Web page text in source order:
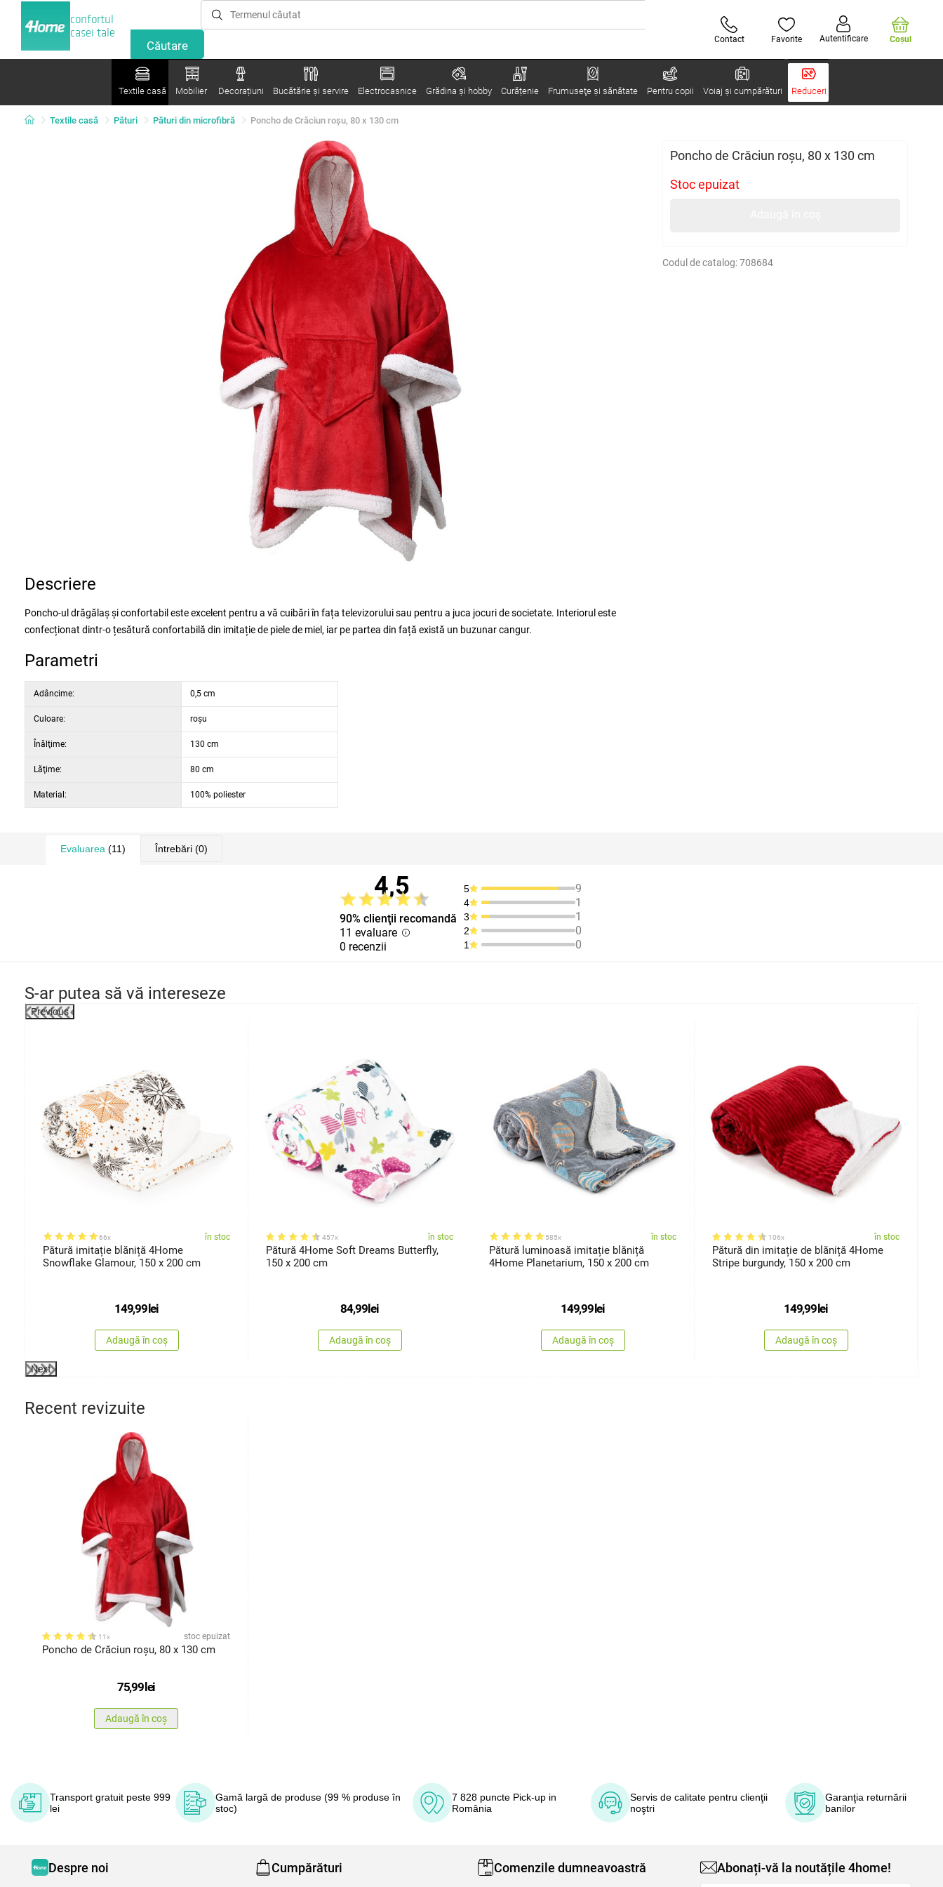
confortul
casei tale
Contact Favorite Autentificare Coşul
Textile casă Mobilier Decorațiuni Bucătărie și servire Electrocasnice Grădina şi hobby Curățenie Frumuseţe şi sănătate Pentru copii Voiaj și cumpărături Reduceri
Textile casă Pături Pături din microfibră Poncho de Crăciun roșu, 80 x 130 cm
Poncho de Crăciun roșu, 80 x 130 cm
Stoc epuizat
Codul de catalog:708684
Descriere
Poncho-ul drăgălaș și confortabil este excelent pentru a vă cuibări în fața televizorului sau pentru a juca jocuri de societate. Interiorul este
confecționat dintr-o țesătură confortabilă din imitație de piele de miel, iar pe partea din față există un buzunar cangur.
Parametri
Adâncime: 0,5 cm
Culoare: roșu
Înălţime: 130 cm
Lăţime: 80 cm
Material: 100% poliester
Evaluarea (11) Întrebări (0)
4,5
90% clienţii recomandă
11 evaluare
0 recenzii
5 9
4 1
3 1
2 0
1 0
S-ar putea să vă intereseze
Previous
66x în stoc
Pătură imitație blăniță 4Home
Snowflake Glamour, 150 x 200 cm
149,99lei
Adaugă în coș
457x în stoc
Pătură 4Home Soft Dreams Butterfly,
150 x 200 cm
84,99lei
Adaugă în coș
585x în stoc
Pătură luminoasă imitație blăniță
4Home Planetarium, 150 x 200 cm
149,99lei
Adaugă în coș
106x în stoc
Pătură din imitație de blăniță 4Home
Stripe burgundy, 150 x 200 cm
149,99lei
Adaugă în coș
Next
Recent revizuite
11x stoc epuizat
Poncho de Crăciun roșu, 80 x 130 cm
75,99lei
Adaugă în coș
Transport gratuit peste 999
lei
Gamă largă de produse (99 % produse în
stoc)
7 828 puncte Pick-up in
România
Servis de calitate pentru clienţii
noştri
Garanţia returnării
banilor
Despre noi Cumpărături Comenzile dumneavoastră Abonați-vă la noutățile 4home!